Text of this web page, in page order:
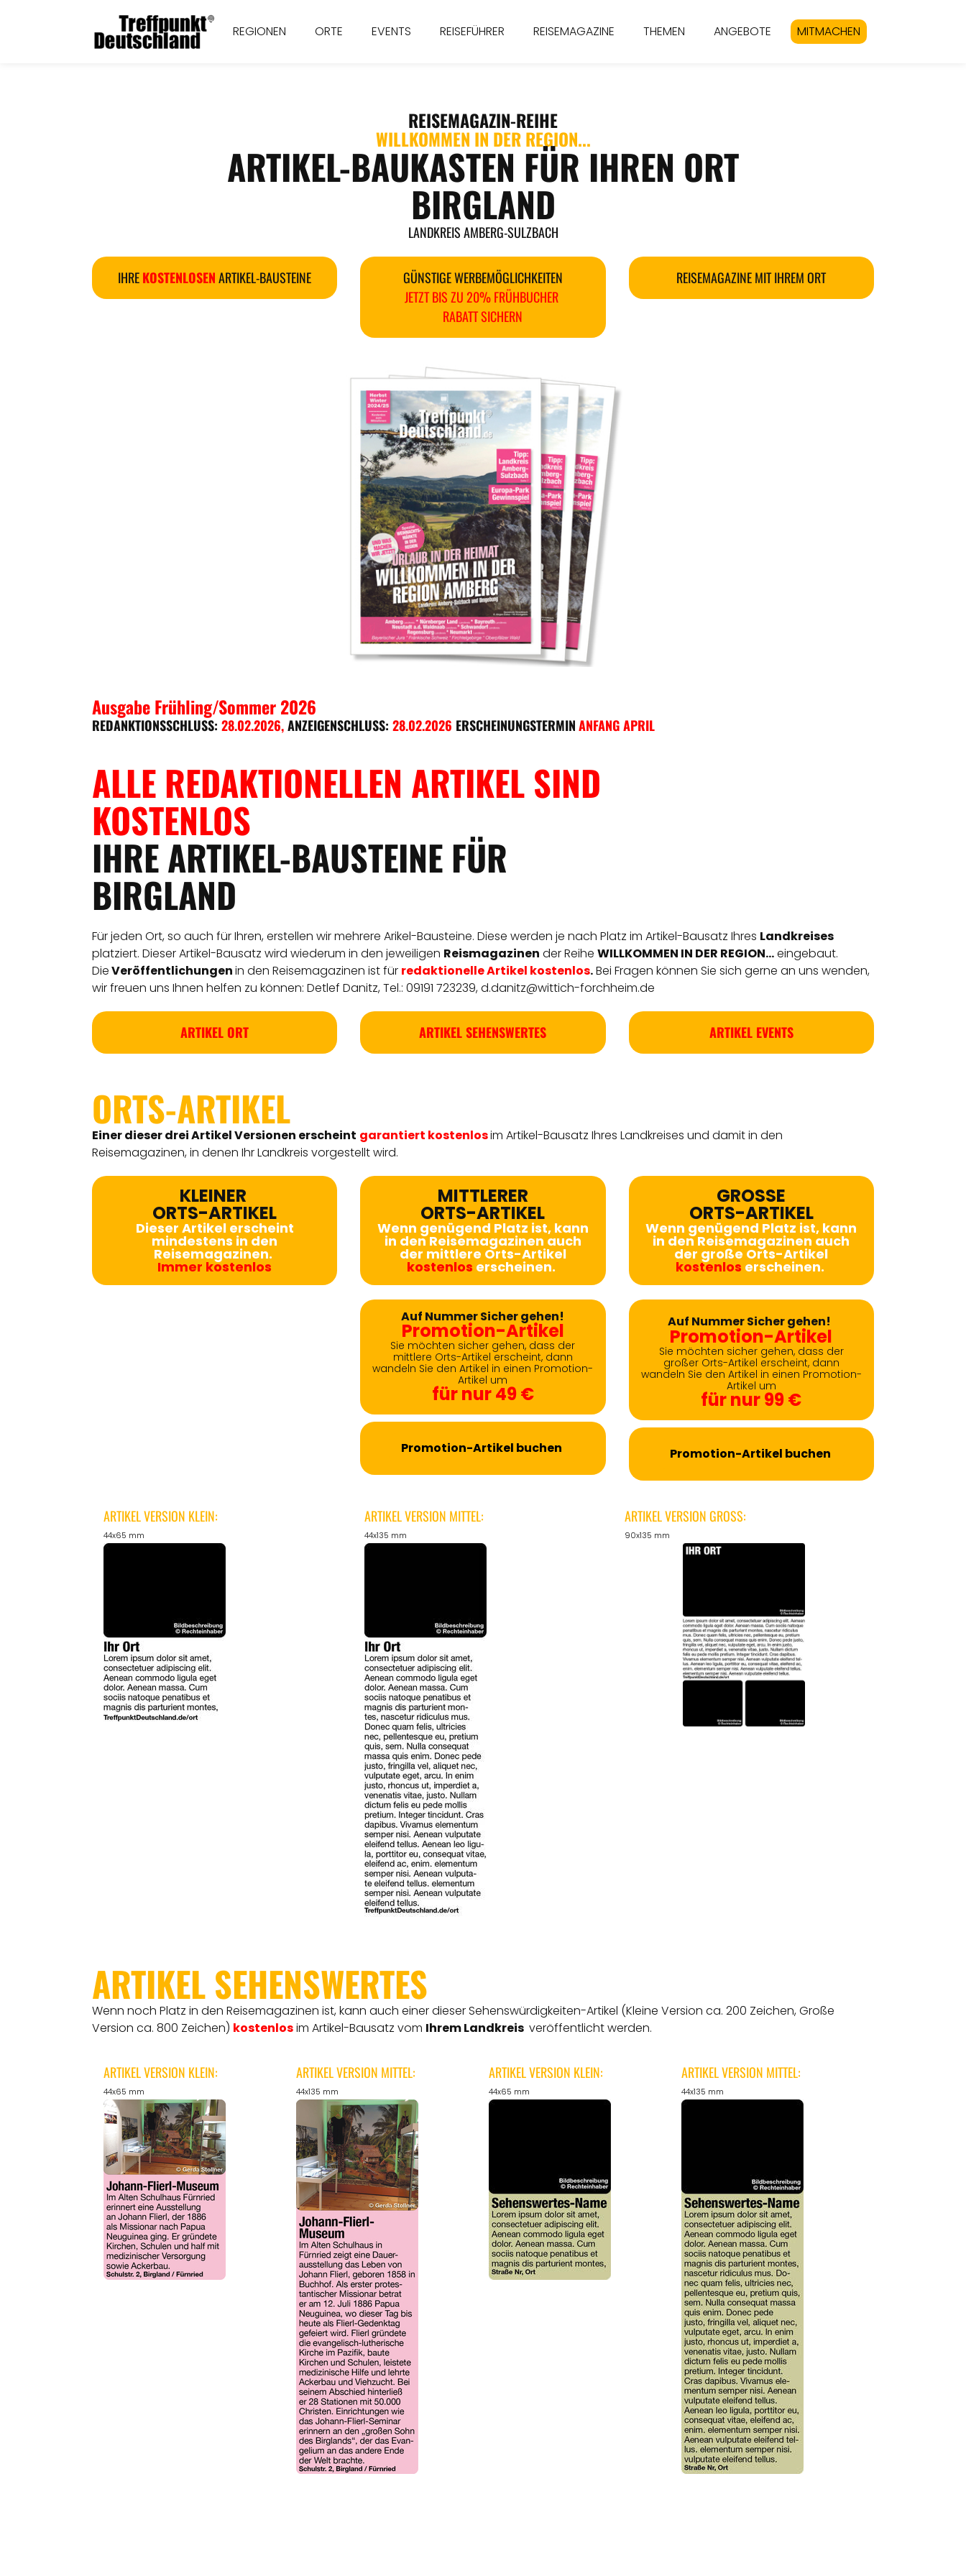
REGIONEN ORTE EVENTS REISEFÜHRER REISEMAGAZINE THEMEN ANGEBOTE MITMACHEN
REISEMAGAZIN-REIHE
WILLKOMMEN IN DER REGION...
ARTIKEL-BAUKASTEN FÜR IHREN ORT
BIRGLAND
LANDKREIS AMBERG-SULZBACH
IHREKOSTENLOSENARTIKEL-BAUSTEINE
GÜNSTIGE WERBEMÖGLICHKEITEN
JETZT BIS ZU 20% FRÜHBUCHER
RABATT SICHERN
REISEMAGAZINE MIT IHREM ORT
Ausgabe Frühling/Sommer 2026
REDANKTIONSSCHLUSS: 28.02.2026,ANZEIGENSCHLUSS: 28.02.2026 ERSCHEINUNGSTERMINANFANG APRIL
ALLE REDAKTIONELLEN ARTIKEL SIND
KOSTENLOS
IHRE ARTIKEL-BAUSTEINE FÜR
BIRGLAND
Für jeden Ort, so auch für Ihren, erstellen wir mehrere Arikel-Bausteine. Diese werden je nach Platz im Artikel-Bausatz Ihres Landkreises
platziert. Dieser Artikel-Bausatz wird wiederum in den jeweiligen Reismagazinen der Reihe WILLKOMMEN IN DER REGION...eingebaut.
DieVeröffentlichungenin den Reisemagazinen ist für redaktionelleArtikel kostenlos.Bei Fragen können Sie sich gerne an uns wenden,
wir freuen uns Ihnen helfen zu können: Detlef Danitz, Tel.: 09191 723239,d.danitz@wittich-forchheim.de
ARTIKEL ORT ARTIKEL SEHENSWERTES ARTIKEL EVENTS
ORTS-ARTIKEL
Einer dieser drei Artikel Versionen erscheint garantiert kostenlosim Artikel-Bausatz Ihres Landkreises und damit in den
Reisemagazinen, in denen Ihr Landkreis vorgestellt wird.
KLEINER
ORTS-ARTIKEL
Dieser Artikel erscheint
mindestens in den
Reisemagazinen.
Immer kostenlos
MITTLERER
ORTS-ARTIKEL
Wenn genügend Platz ist, kann
in den Reisemagazinen auch
der mittlere Orts-Artikel
kostenlos erscheinen.
Auf Nummer Sicher gehen!
Promotion-Artikel
Sie möchten sicher gehen, dass der
mittlere Orts-Artikel erscheint, dann
wandeln Sie den Artikel in einen Promotion-
Artikel um
für nur 49 €
Promotion-Artikel buchen
GROSSE
ORTS-ARTIKEL
Wenn genügend Platz ist, kann
in den Reisemagazinen auch
der große Orts-Artikel
kostenlos erscheinen.
Auf Nummer Sicher gehen!
Promotion-Artikel
Sie möchten sicher gehen, dass der
großer Orts-Artikel erscheint, dann
wandeln Sie den Artikel in einen Promotion-
Artikel um
für nur 99 €
Promotion-Artikel buchen
ARTIKEL VERSION KLEIN:
44x65 mm
ARTIKEL VERSION MITTEL:
44x135 mm
ARTIKEL VERSION GROSS:
90x135 mm
ARTIKEL SEHENSWERTES
Wenn noch Platz in den Reisemagazinen ist, kann auch einer dieser Sehenswürdigkeiten-Artikel (Kleine Version ca. 200 Zeichen, Große
Version ca. 800 Zeichen) kostenlosim Artikel-Bausatz vom Ihrem Landkreis veröffentlicht werden.
ARTIKEL VERSION KLEIN:
44x65 mm
ARTIKEL VERSION MITTEL:
44x135 mm
ARTIKEL VERSION KLEIN:
44x65 mm
ARTIKEL VERSION MITTEL:
44x135 mm